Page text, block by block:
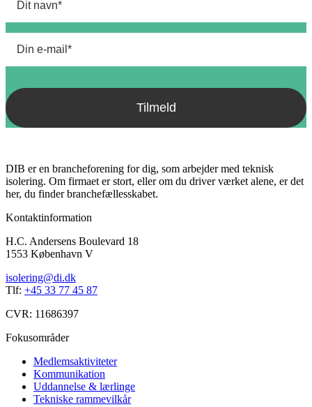
DIB er en brancheforening for dig, som arbejder med teknisk
isolering. Om firmaet er stort, eller om du driver værket alene, er det
her, du finder branchefællesskabet.
Kontaktinformation
H.C. Andersens Boulevard 18
1553 København V
isolering@di.dk
Tlf: +45 33 77 45 87
CVR: 11686397
Fokusområder
Medlemsaktiviteter
Kommunikation
Uddannelse & lærlinge
Tekniske rammevilkår